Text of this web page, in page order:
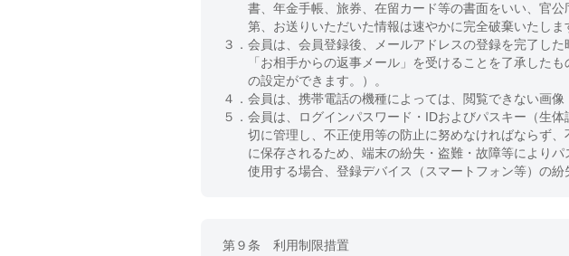
書、年金手帳、旅券、在留カード等の書面をいい、官
第、お送りいただいた情報は速やかに完全破棄いたしま
３． 会員は、会員登録後、メールアドレスの登録を完了し
「お相手からの返事メール」を受けることを了承した
の設定ができます。）。
４． 会員は、携帯電話の機種によっては、閲覧できない画
５． 会員は、ログインパスワード・IDおよびパスキー（生
切に管理し、不正使用等の防止に努めなければならず
に保存されるため、端末の紛失・盗難・故障等により
使用する場合、登録デバイス（スマートフォン等）の
第９条 利用制限措置